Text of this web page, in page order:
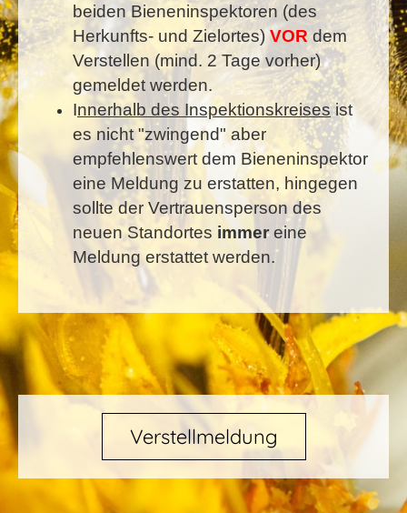
beiden Bieneninspektoren (des
Herkunfts- und Zielortes) VORdem
Verstellen (mind. 2 Tage vorher)
gemeldet werden.
Innerhalb des Inspektionskreisesist
es nicht "zwingend" aber
empfehlenswert dem Bieneninspektor
eine Meldung zu erstatten, hingegen
sollte der Vertrauensperson des
neuen Standortes immereine
Meldung erstattet werden.
Verstellmeldung